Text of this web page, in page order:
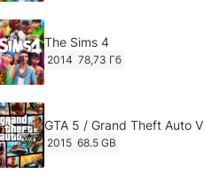
The Sims 4
2014 78,73 Гб
GTA 5 / Grand Theft Auto V
2015 68.5 GB